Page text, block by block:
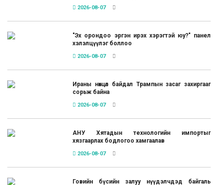
2026-08-07
"Эх орондоо эргэн ирэх хэрэгтэй юу?" панел
хэлэлцүүлэг боллоо
2026-08-07
Ираны нөхцөл байдал Трампын засаг захиргааг
сорьж байна
2026-08-07
АНУ Хятадын технологийн импортыг
хязгаарлах бодлогоо хамгаалав
2026-08-07
Говийн бүсийн залуу нүүдэлчдэд байгаль